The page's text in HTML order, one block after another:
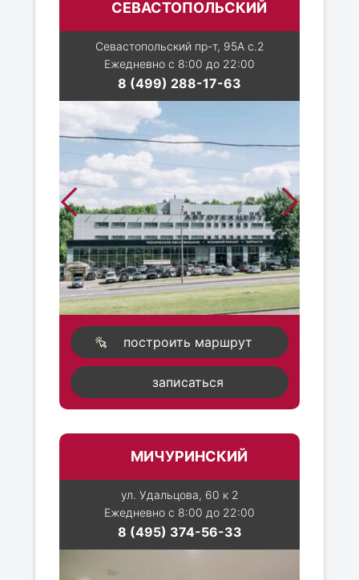
СЕВАСТОПОЛЬСКИЙ
Севастопольский пр-т, 95А с.2
Ежедневно с 8:00 до 22:00
8 (499) 288-17-63
построить маршрут
записаться
МИЧУРИНСКИЙ
ул. Удальцова, 60 к 2
Ежедневно с 8:00 до 22:00
8 (495) 374-56-33